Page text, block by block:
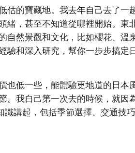
估的寶藏地。我去年自己去了一
緒，甚至不知道從哪裡開始。東
然景觀和文化，比如櫻花、溫泉
驗和深入研究，幫你一步步搞定
也低一些，能體驗更地道的日本
。我自己第一次去的時候，就因
講起，包括季節選擇、交通技